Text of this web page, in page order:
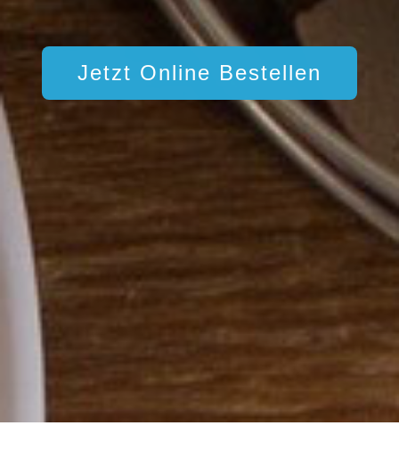
Jetzt Online Bestellen